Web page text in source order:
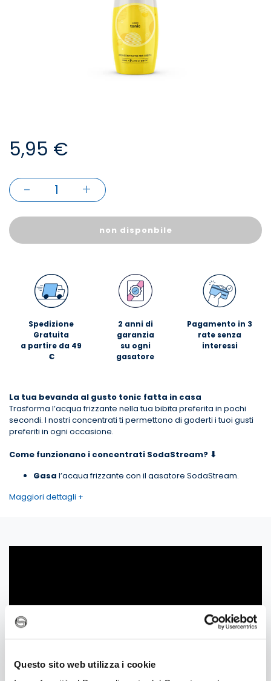
Questo sito web utilizza i cookie
5,95 €
- 1 +
non disponbile
Spedizione
Gratuita
a partire da 49
€
2 anni di
garanzia
su ogni
gasatore
Pagamento in 3
rate senza
interessi
La tua bevanda al gusto tonic fatta in casa
Trasforma l’acqua frizzante nella tua bibita preferita in pochi
secondi. I nostri concentrati ti permettono di goderti i tuoi gusti
preferiti in ogni occasione.
Come funzionano i concentrati SodaStream? ⬇
Gasa l’acqua frizzante con il gasatore SodaStream.
Gustala tua bibita preferita pronta in pochi secondi!
Prepara la tua bibita in pochi secondi, comodamente a casa e
quando ne hai voglia.
Maggiori dettagli +